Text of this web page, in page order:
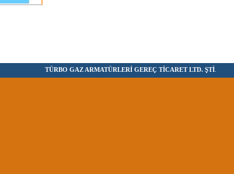
TÜRBO GAZ ARMATÜRLERİ GEREÇ TİCARET LTD. ŞTİ